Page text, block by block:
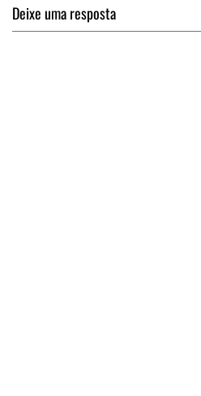
Deixe uma resposta